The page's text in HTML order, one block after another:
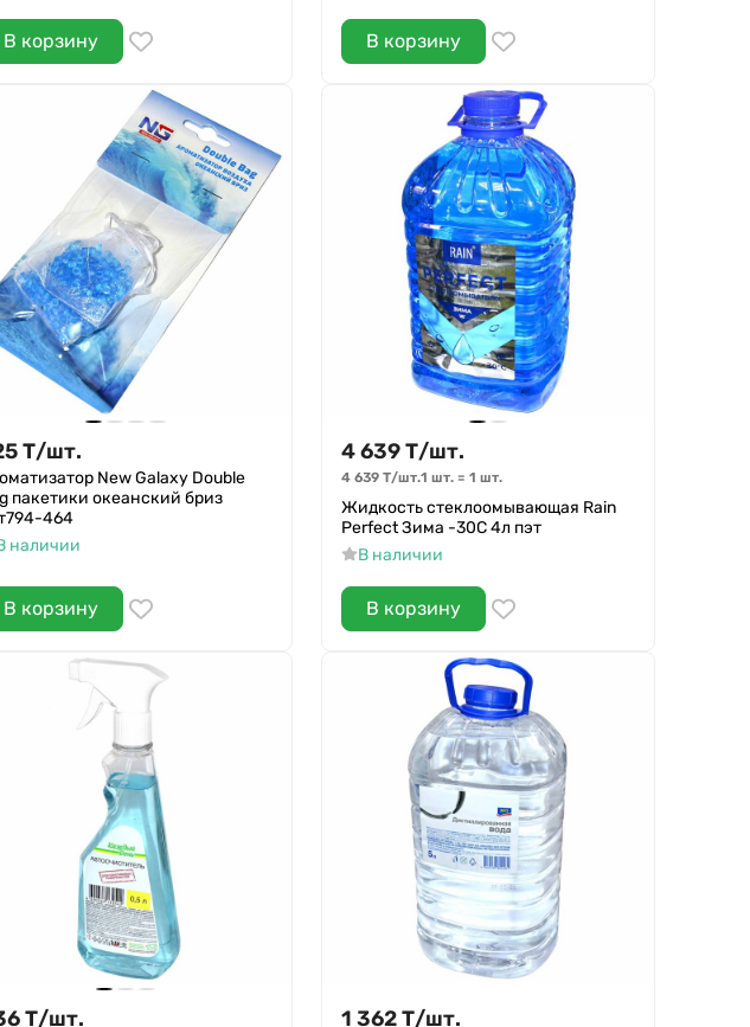
В корзину В корзину
Т/шт.
New Galaxy Double
пакетики океанский бриз
464
наличии
В корзину
4 639Т/шт.
4 639 Т/шт.1 шт.= 1 шт.
Жидкость стеклоомывающая Rain
Perfect Зима -30С 4л пэт
В наличии
В корзину
Т/шт. 1 362Т/шт.